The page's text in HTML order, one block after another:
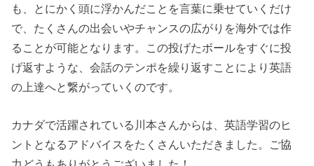
も、とにかく頭に浮かんだことを言葉に乗せていくだけ
で、たくさんの出会いやチャンスの広がりを海外では作
ることが可能となります。この投げたボールをすぐに投
げ返すような、会話のテンポを繰り返すことにより英語
の上達へと繋がっていくのです。
カナダで活躍されている川本さんからは、英語学習のヒ
ントとなるアドバイスをたくさんいただきました。ご協